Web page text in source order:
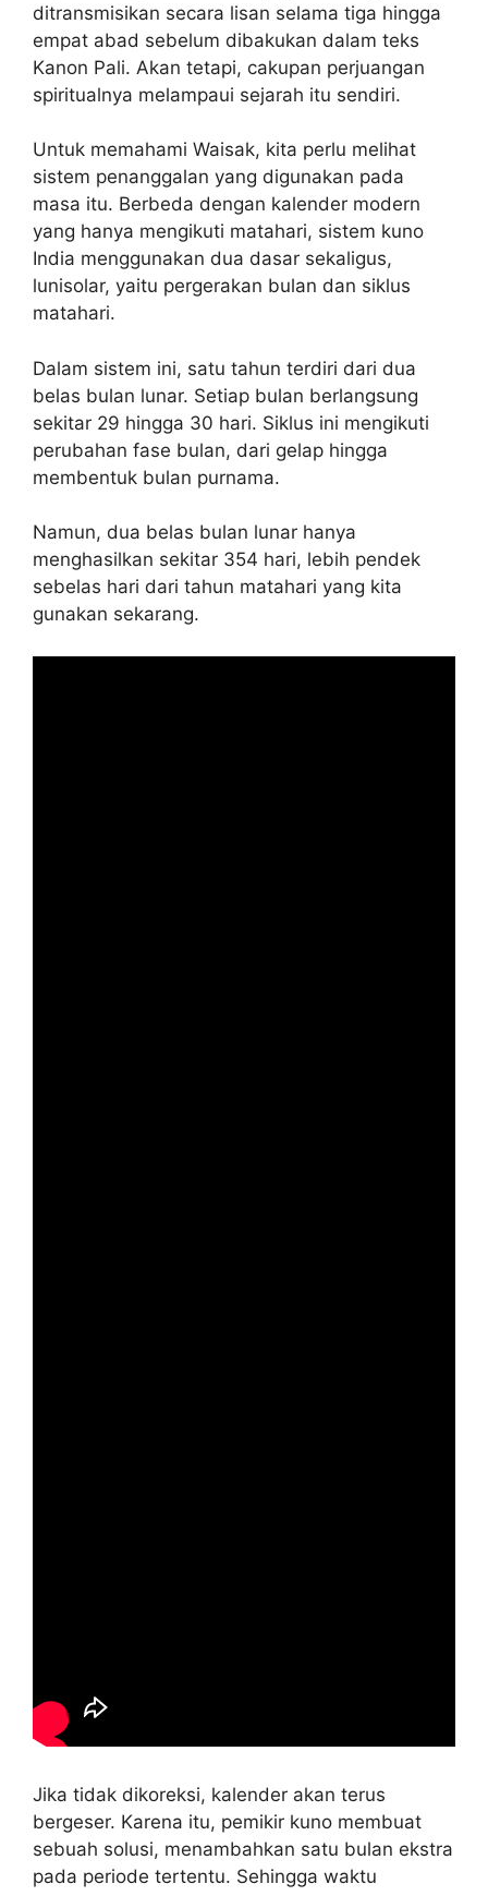
ditransmisikan secara lisan selama tiga hingga
empat abad sebelum dibakukan dalam teks
Kanon Pali. Akan tetapi, cakupan perjuangan
spiritualnya melampaui sejarah itu sendiri.
Untuk memahami Waisak, kita perlu melihat
sistem penanggalan yang digunakan pada
masa itu. Berbeda dengan kalender modern
yang hanya mengikuti matahari, sistem kuno
India menggunakan dua dasar sekaligus,
lunisolar, yaitu pergerakan bulan dan siklus
matahari.
Dalam sistem ini, satu tahun terdiri dari dua
belas bulan lunar. Setiap bulan berlangsung
sekitar 29 hingga 30 hari. Siklus ini mengikuti
perubahan fase bulan, dari gelap hingga
membentuk bulan purnama.
Namun, dua belas bulan lunar hanya
menghasilkan sekitar 354 hari, lebih pendek
sebelas hari dari tahun matahari yang kita
gunakan sekarang.
Jika tidak dikoreksi, kalender akan terus
bergeser. Karena itu, pemikir kuno membuat
sebuah solusi, menambahkan satu bulan ekstra
pada periode tertentu. Sehingga waktu